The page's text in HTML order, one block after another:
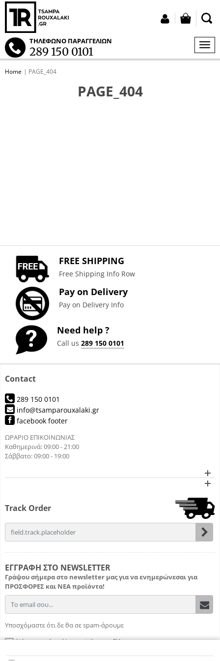
ΤΗΛΕΦΩΝΟ ΠΑΡΑΓΓΕΛΙΩΝ
289 150 0101
Login
Home PAGE_404
PAGE_404
FREE SHIPPING
Free Shipping Info Row
Pay on Delivery
Pay on Delivery Info
Need help ?
Call us289 150 0101
Contact
289 150 0101
info@tsamparouxalaki.gr
facebook footer
ΩΡΑΡΙΟ ΕΠΙΚΟΙΝΩΝΙΑΣ
Καθημερινά: 09:00 - 21:00
Σάββατο: 09:00 - 19:00
Track Order
field.email
ΕΓΓΡΑΦΗ ΣΤΟ NEWSLETTER
Γράψου σήμερα στο newsletter μας για να ενημερώνεσαι για
ΠΡΟΣΦΟΡΕΣ και ΝΕΑ προϊόντα!
field.email
Υποσχόμαστε ότι δε θα σε spam-άρουμε
I have read and i accept theconditions